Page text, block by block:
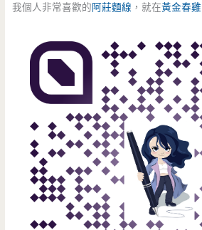
我個人非常喜歡的阿莊麵線 ，就在黃金春雞